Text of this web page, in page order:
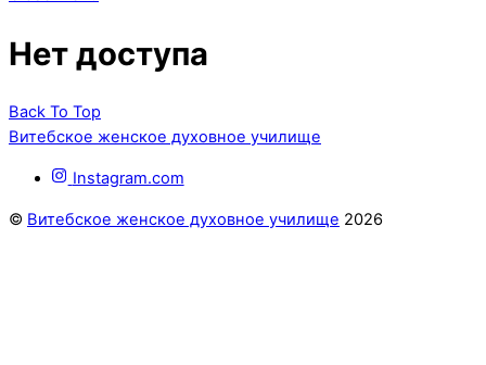
Нет доступа
Back To Top
Витебское женское духовное училище
Instagram.com
© Витебское женское духовное училище 2026